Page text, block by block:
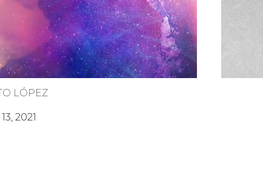
LÓPEZ
2021